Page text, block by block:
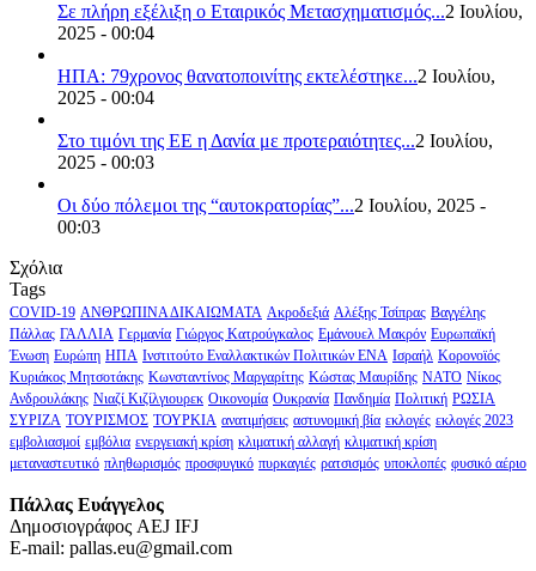
Σε πλήρη εξέλιξη ο Εταιρικός Μετασχηματισμός...2 Ιουλίου,
2025 - 00:04
ΗΠΑ: 79χρονος θανατοποινίτης εκτελέστηκε...2 Ιουλίου,
2025 - 00:04
Στο τιμόνι της ΕΕ η Δανία με προτεραιότητες...2 Ιουλίου,
2025 - 00:03
Οι δύο πόλεμοι της “αυτοκρατορίας”...2 Ιουλίου, 2025 -
00:03
Σχόλια
Tags
COVID-19 ΑΝΘΡΩΠΙΝΑ ΔΙΚΑΙΩΜΑΤΑ Ακροδεξιά Αλέξης Τσίπρας Βαγγέλης
Πάλλας ΓΑΛΛΙΑ Γερμανία Γιώργος Κατρούγκαλος Εμάνουελ Μακρόν Ευρωπαϊκή
Ένωση Ευρώπη ΗΠΑ Ινστιτούτο Εναλλακτικών Πολιτικών ΕΝΑ Ισραήλ Κορονοϊός
Κυριάκος Μητσοτάκης Κωνσταντίνος Μαργαρίτης Κώστας Μαυρίδης ΝΑΤΟ Νίκος
Ανδρουλάκης Νιαζί Κιζίλγιουρεκ Οικονομία Ουκρανία Πανδημία Πολιτική ΡΩΣΙΑ
ΣΥΡΙΖΑ ΤΟΥΡΙΣΜΟΣ ΤΟΥΡΚΙΑ ανατιμήσεις αστυνομική βία εκλογές εκλογές 2023
εμβολιασμοί εμβόλια ενεργειακή κρίση κλιματική αλλαγή κλιματική κρίση
μεταναστευτικό πληθωρισμός προσφυγικό πυρκαγιές ρατσισμός υποκλοπές φυσικό αέριο
Πάλλας Ευάγγελος
Δημοσιογράφος AEJ ΙFJ
E-mail: pallas.eu@gmail.com